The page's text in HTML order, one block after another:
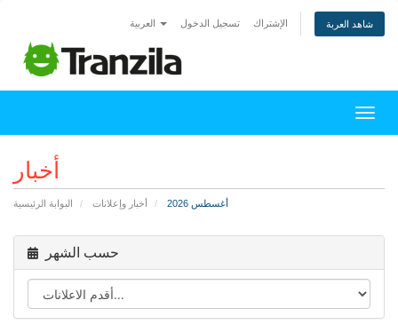
تسجيل الدخول الإشتراك شاهد العربة
أخبار
البوابة الرئيسية أخبار وإعلانات أغسطس 2026
حسب الشهر